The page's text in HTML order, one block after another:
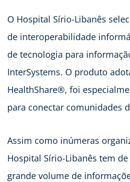
O Hospital Sírio-Libanês
de interoperabilidade
de tecnologia para
InterSystems. O produto
HealthShare®, foi
para conectar comunidades
Assim como inúmeras
Hospital Sírio-Libanês tem
grande volume de